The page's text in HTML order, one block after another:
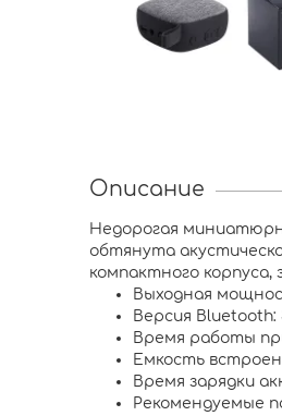
Описание
Недорогая
обтянута
компактного корпуса,
Выходная
Версия Bluetooth:
Время работы
Емкость
Время зарядки
Рекомендуемые